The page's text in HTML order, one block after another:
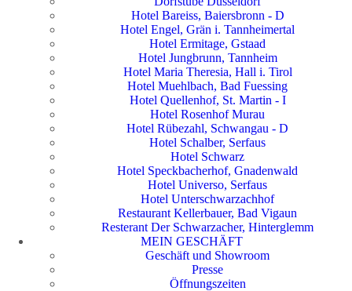
Hotel Bareiss, Baiersbronn - D
Hotel Engel, Grän i. Tannheimertal
Hotel Ermitage, Gstaad
Hotel Jungbrunn, Tannheim
Hotel Maria Theresia, Hall i. Tirol
Hotel Muehlbach, Bad Fuessing
Hotel Quellenhof, St. Martin - I
Hotel Rosenhof Murau
Hotel Rübezahl, Schwangau - D
Hotel Schalber, Serfaus
Hotel Schwarz
Hotel Speckbacherhof, Gnadenwald
Hotel Universo, Serfaus
Hotel Unterschwarzachhof
Restaurant Kellerbauer, Bad Vigaun
Resterant Der Schwarzacher, Hinterglemm
MEIN GESCHÄFT
Geschäft und Showroom
Presse
Öffnungszeiten